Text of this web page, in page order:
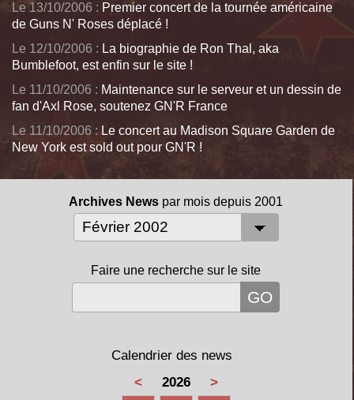
Le 13/10/2006 : Premier concert de la tournée américaine
de Guns N' Roses déplacé !
Le 12/10/2006 : La biographie de Ron Thal, aka
Bumblefoot, est enfin sur le site !
Le 11/10/2006 : Maintenance sur le serveur et un dessin de
fan d'Axl Rose, soutenez GN'R France
Le 11/10/2006 : Le concert au Madison Square Garden de
New York est sold out pour GN'R !
Archives News par mois depuis 2001
Faire une recherche sur le site
Calendrier des news
<
2026 >